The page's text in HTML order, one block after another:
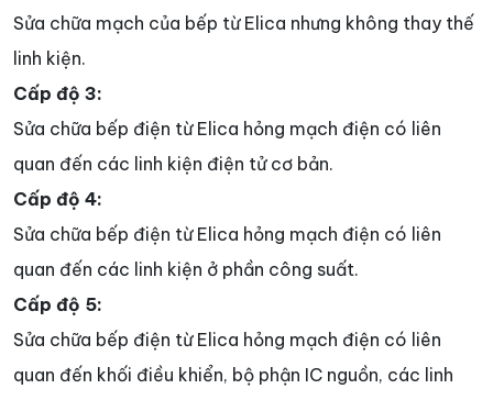
Sửa chữa mạch của bếp từ Elica nhưng không thay thế
linh kiện.
Cấp độ 3:
Sửa chữa bếp điện từ Elica hỏng mạch điện có liên
quan đến các linh kiện điện tử cơ bản.
Cấp độ 4:
Sửa chữa bếp điện từ Elica hỏng mạch điện có liên
quan đến các linh kiện ở phần công suất.
Cấp độ 5:
Sửa chữa bếp điện từ Elica hỏng mạch điện có liên
quan đến khối điều khiển, bộ phận IC nguồn, các linh